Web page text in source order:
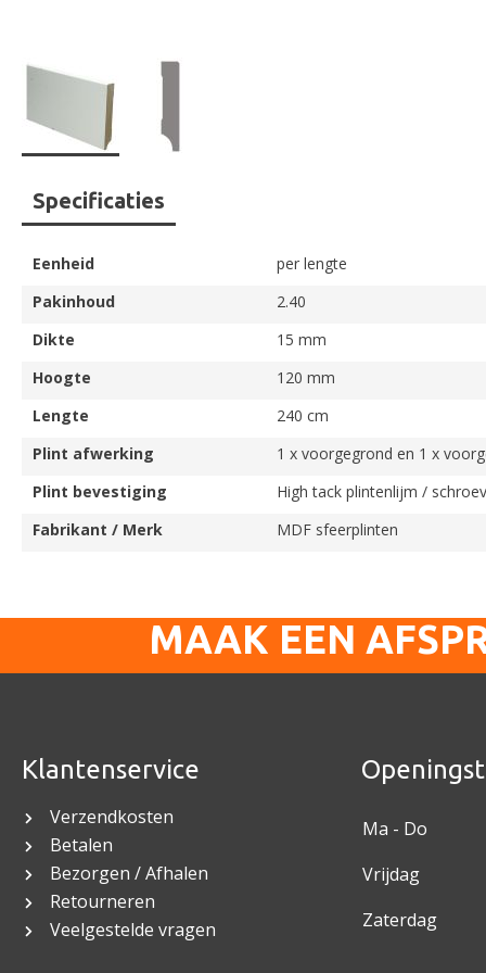
Ga
naar
het
begin
van
de
gallerij
Specificaties
Eenheid
per lengte
Pakinhoud
2.40
Dikte
15 mm
Hoogte
120 mm
Lengte
240 cm
Plint afwerking
1 x voorgegrond en 1 x
Plint bevestiging
High tack plintenlijm /
Fabrikant / Merk
MDF sfeerplinten
MAAK EEN
Klantenservice
Verzendkosten
Betalen
Bezorgen / Afhalen
Retourneren
Veelgestelde vragen
Ma - Do
Vrijdag
Zaterdag